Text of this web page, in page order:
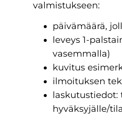
valmistukseen:
päivämäärä,
leveys 1-
vasemmalla)
kuvitus
ilmoituksen
laskutustiedot:
hyväksyjälle/